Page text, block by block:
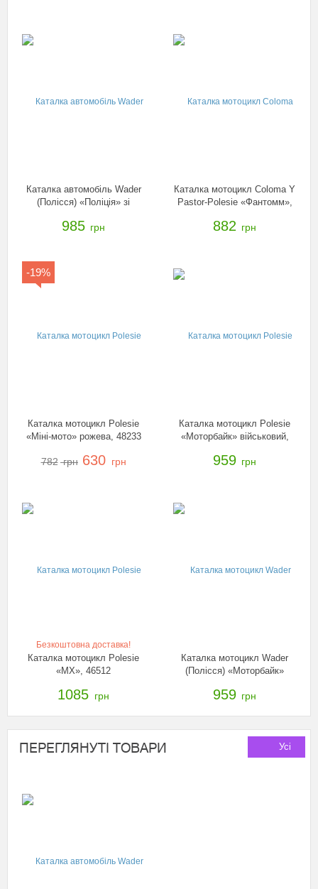
Каталка автомобіль Wader
(Полісся) «Поліція» зі
985 грн
Каталка мотоцикл Coloma Y
Pastor-Polesie «Фантомм»,
882 грн
-19%
Каталка мотоцикл Polesie
«Міні-мото» рожева, 48233
782 грн 630 грн
Каталка мотоцикл Polesie
«Моторбайк» військовий,
959 грн
Безкоштовна доставка!
Каталка мотоцикл Polesie
«МХ», 46512
1085 грн
Каталка мотоцикл Wader
(Полісся) «Моторбайк»
959 грн
ПЕРЕГЛЯНУТІ ТОВАРИ Усі